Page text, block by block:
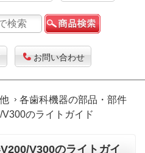
お問い合わせ
各歯科機器の部品・部件
のライトガイド
V300のライトガイ